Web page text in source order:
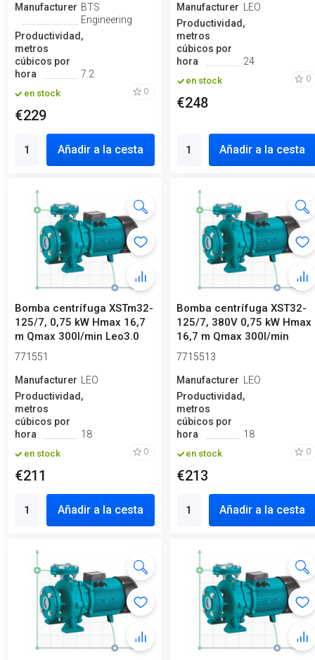
ManufactureroBTS
Engineering
Productividad,
metros
cúbicos por
hora
7.2
en stock 0
€229
Añadir a la cesta
Manufacturero
LEO
Productividad,
metros
cúbicos por
hora
24
en stock 0
€248
Añadir a la cesta
Bomba centrífuga XSTm32-
125/7, 0,75 kW Hmax 16,7
m Qmax 300l/min Leo3.0
771551
Manufacturero
LEO
Productividad,
metros
cúbicos por
hora
18
en stock 0
€211
Añadir a la cesta
Bomba centrífuga XST32-
125/7, 380V 0,75 kW Hmax
16,7 m Qmax 300l/min
Leo3.0
7715513
Manufacturero
LEO
Productividad,
metros
cúbicos por
hora
18
en stock 0
€213
Añadir a la cesta